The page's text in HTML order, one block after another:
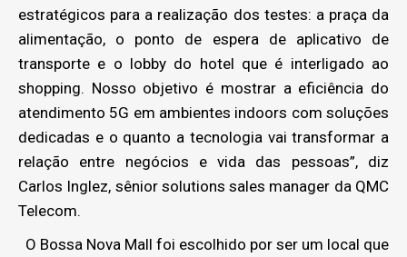
estratégicos para a realização dos testes: a praça da
alimentação, o ponto de espera de aplicativo de
transporte e o lobby do hotel que é interligado ao
shopping. Nosso objetivo é mostrar a eficiência do
atendimento 5G em ambientes indoors com soluções
dedicadas e o quanto a tecnologia vai transformar a
relação entre negócios e vida das pessoas”, diz
Carlos Inglez, sênior solutions sales manager da QMC
Telecom.
O Bossa Nova Mall foi escolhido por ser um local que